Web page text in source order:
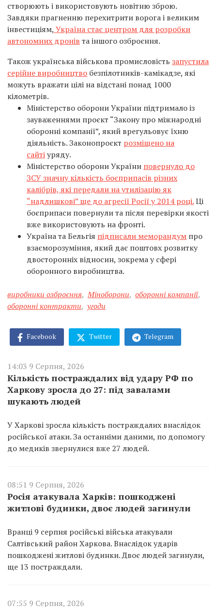
створюють і використовують новітню зброю.
Завдяки прагненню перехитрити ворога і великим
інвестиціям, Україна стає центром для розробки
автономних дронів та іншого озброєння.
Також українська військова промисловість запустила
серійне виробництво безпілотників-камікадзе, які
можуть вражати цілі на відстані понад 1000
кілометрів.
Міністерство оборони України підтримало із
зауваженнями проєкт “Закону про міжнародні
оборонні компанії”, який врегульовує їхню
діяльність. Законопроєкт розміщено на
сайтіуряду.
Міністерство оборони України повернуло до
ЗСУ значну кількість боєприпасів різних
калібрів, які передали на утилізацію як
“надлишкові” ще до агресії Росії у 2014 році.Ці
боєприпаси повернули та після перевірки якості
вже використовують на фронті.
Україна та Бельгія підписали меморандум про
взаєморозуміння, який дає поштовх розвитку
двосторонніх відносин, зокрема у сфері
оборонного виробництва.
виробники озброєння, Міноборони, оборонні компанії,
оборонні контракти, угоди
Facebook Twitter Telegram
14:03 9 Серпня, 2026
Кількість постраждалих від удару РФ по
Харкову зросла до 27: під завалами
шукають людей
У Харкові зросла кількість постраждалих внаслідок
російської атаки. За останніми даними, по допомогу
до медиків звернулися вже 27 людей.
08:51 9 Серпня, 2026
Росія атакувала Харків: пошкоджені
житлові будинки, двоє людей загинули
Вранці 9 серпня російські війська атакували
Салтівський район Харкова. Внаслідок ударів
пошкоджені житлові будинки. Двоє людей загинули,
ще 13 постраждали.
07:55 9 Серпня, 2026